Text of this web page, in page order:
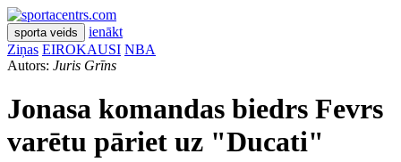
sporta veids
ienākt
Ziņas EIROKAUSI NBA
Autors: Juris Grīns
Jonasa komandas biedrs Fevrs
varētu pāriet uz "Ducati"